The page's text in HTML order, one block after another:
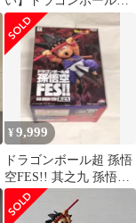
孫悟空FES！！ 其之三
孫悟空 超サイヤ人3(プ
ライズ) z2zed1b
¥9,999
ドラゴンボール超 孫悟
空FES!! 其之九 孫悟空
フィギュア